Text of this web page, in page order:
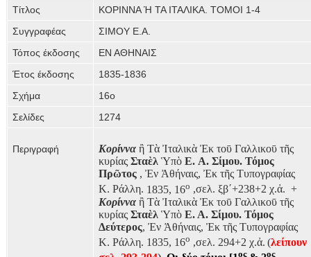
Τίτλος
ΚΟΡΙΝΝΑ Ή ΤΑ ΙΤΑΛΙΚΑ. ΤΟΜΟΙ 1-4
Συγγραφέας
ΣΙΜΟΥ Ε.Α.
Τόπος έκδοσης
ΕΝ ΑΘΗΝΑΙΣ
Έτος έκδοσης
1835-1836
Σχήμα
16ο
Σελίδες
1274
Περιγραφή Κορίννα ἢ Τὰ Ἰταλικὰ Ἐκ τοῡ Γαλλικοῡ τῆς
κυρίας Σταὲλ Ὑπὸ Ε. Α. Σίμου. Τόμος
Πρῶτος, Ἐν Ἀθήναις, Ἐκ τῆς Τυπογραφίας
Κ. Ράλλη. 1835, 16ο ,σελ. ξβ΄+238+2 χ.ἀ. +
Κορίννα ἢ Τὰ Ἰταλικὰ Ἐκ τοῡ Γαλλικοῡ τῆς
κυρίας Σταὲλ Ὑπὸ Ε. Α. Σίμου. Τόμος
Δεύτερος, Ἐν Ἀθήναις, Ἐκ τῆς Τυπογραφίας
Κ. Ράλλη. 1835, 16ο ,σελ. 294+2 χ.ἀ. (λείπουν
ος ος